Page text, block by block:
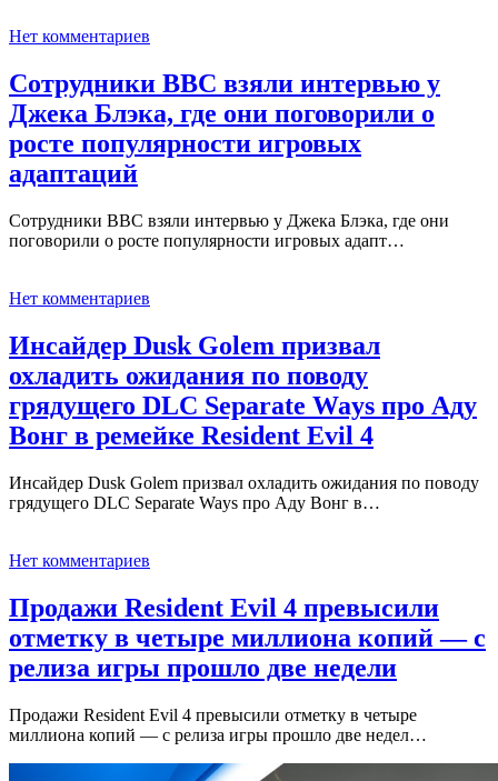
Нет комментариев
Сотрудники BBC взяли интервью у
Джека Блэка, где они поговорили о
росте популярности игровых
адаптаций
Сотрудники BBC взяли интервью у Джека Блэка, где они
поговорили о росте популярности игровых адапт…
Нет комментариев
Инсайдер Dusk Golem призвал
охладить ожидания по поводу
грядущего DLC Separate Ways про Аду
Вонг в ремейке Resident Evil 4
Инсайдер Dusk Golem призвал охладить ожидания по поводу
грядущего DLC Separate Ways про Аду Вонг в…
Нет комментариев
Продажи Resident Evil 4 превысили
отметку в четыре миллиона копий — с
релиза игры прошло две недели
Продажи Resident Evil 4 превысили отметку в четыре
миллиона копий — с релиза игры прошло две недел…